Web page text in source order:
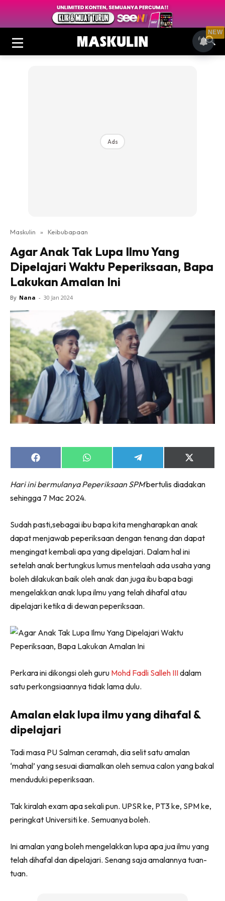
Ads
Maskulin » Keibubapaan
Agar Anak Tak Lupa Ilmu Yang
Dipelajari Waktu Peperiksaan, Bapa
Lakukan Amalan Ini
By Nana - 30 Jan 2024
Share
on
Share
on
Share
on
Share
on
(Twitter)
Hari ini bermulanya Peperiksaan SPMbertulis diadakan
sehingga 7 Mac 2024.
Sudah pasti,sebagai ibu bapa kita mengharapkan anak
dapat menjawab peperiksaan dengan tenang dan dapat
mengingat kembali apa yang dipelajari. Dalam hal ini
setelah anak bertungkus lumus mentelaah ada usaha yang
boleh dilakukan baik oleh anak dan juga ibu bapa bagi
mengelakkan anak lupa ilmu yang telah dihafal atau
dipelajari ketika di dewan peperiksaan.
Perkara ini dikongsi oleh guru Mohd Fadli Salleh IIIdalam
satu perkongsiaannya tidak lama dulu.
Amalan elak lupa ilmu yang dihafal &
dipelajari
Tadi masa PU Salman ceramah, dia selit satu amalan
‘mahal’ yang sesuai diamalkan oleh semua calon yang bakal
menduduki peperiksaan.
Tak kiralah exam apa sekali pun. UPSR ke, PT3 ke, SPM ke,
peringkat Universiti ke. Semuanya boleh.
Ini amalan yang boleh mengelakkan lupa apa jua ilmu yang
telah dihafal dan dipelajari. Senang saja amalannya tuan-
tuan.
NEW